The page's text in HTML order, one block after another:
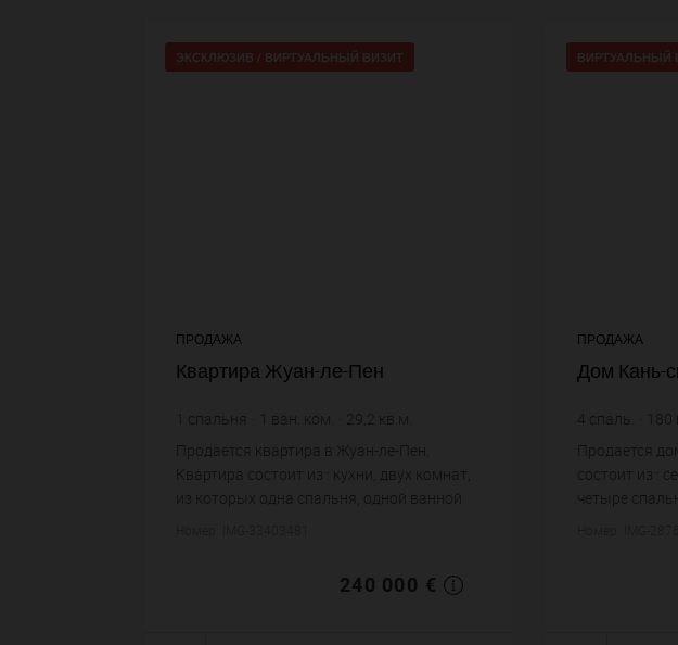
ЭКСКЛЮЗИВ / ВИРТУАЛЬНЫЙ ВИЗИТ
ПРОДАЖА
Квартира Жуан-ле-Пен
спальня ван. ком. 29,2 кв.м.
8 219,18 €
цена за кв.м.
Продается квартира в Жуан-ле-Пен.
Квартира состоит из : кухни, двух комнат,
из которых одна спальня, одной ванной
240 000 €
ВИРТУАЛЬНЫЙ
ПРОДАЖА
Дом Кань-
4 спаль. 180
5 222,22 €
Продается
состоит из :
четыре